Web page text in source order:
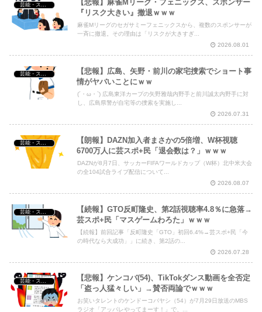
【悲報】麻雀Mリーグ・フェニックス、スポンサー
『リスク大きい』撤退ｗｗｗ
麻雀Mリーグのセガサミーフェニックスから、複数のスポンサーが
一斉に撤退。その理由は「リスクが大きすぎ...
2026.08.01
【悲報】広島、矢野・前川の家宅捜索でショート事
情がヤバいことにｗｗ
(´・ω・`) 広島東洋カープの矢野雅哉内野手と前川誠太内野手に対
し、広島県警が自宅等の捜索を実施し...
2026.07.31
【朗報】DAZN加入者まさかの5倍増、W杯視聴
6700万人に芸スポ+民「退会数は？」ｗｗｗ
DAZNが8月7日、サッカーFIFAワールドカップ（W杯）北中米大会
の全104試合ライブ配信について...
2026.08.07
【続報】GTO反町隆史、第2話視聴率4.8％に急落→
芸スポ+民「マスゲームわろた」ｗｗｗ
【続報】前回記事「反町隆史「GTO」初回6.4%→芸スポ+民「今
の時代なら大成功」」に続き、第2話の...
2026.07.28
【悲報】ケンコバ(54)、TikTokダンス動画を全否定
「盗っ人猛々しい」→賛否両論でｗｗｗ
お笑いタレントのケンドーコバヤシ（54）が7月29日放送のMBS
ラジオ「アッパレやってまーす！」で、...